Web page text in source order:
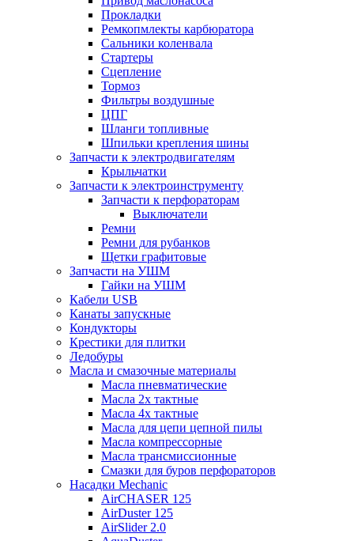
Прокладки
Ремкопмлекты карбюратора
Сальники коленвала
Стартеры
Сцепление
Тормоз
Фильтры воздушные
ЦПГ
Шланги топливные
Шпильки крепления шины
Запчасти к электродвигателям
Крыльчатки
Запчасти к электроинструменту
Запчасти к перфораторам
Выключатели
Ремни
Ремни для рубанков
Щетки графитовые
Запчасти на УШМ
Гайки на УШМ
Кабели USB
Канаты запускные
Кондукторы
Крестики для плитки
Ледобуры
Масла и смазочные материалы
Масла пневматические
Масла 2х тактные
Масла 4х тактные
Масла для цепи цепной пилы
Масла компрессорные
Масла трансмиссионные
Смазки для буров перфораторов
Насадки Mechanic
AirCHASER 125
AirDuster 125
AirSlider 2.0